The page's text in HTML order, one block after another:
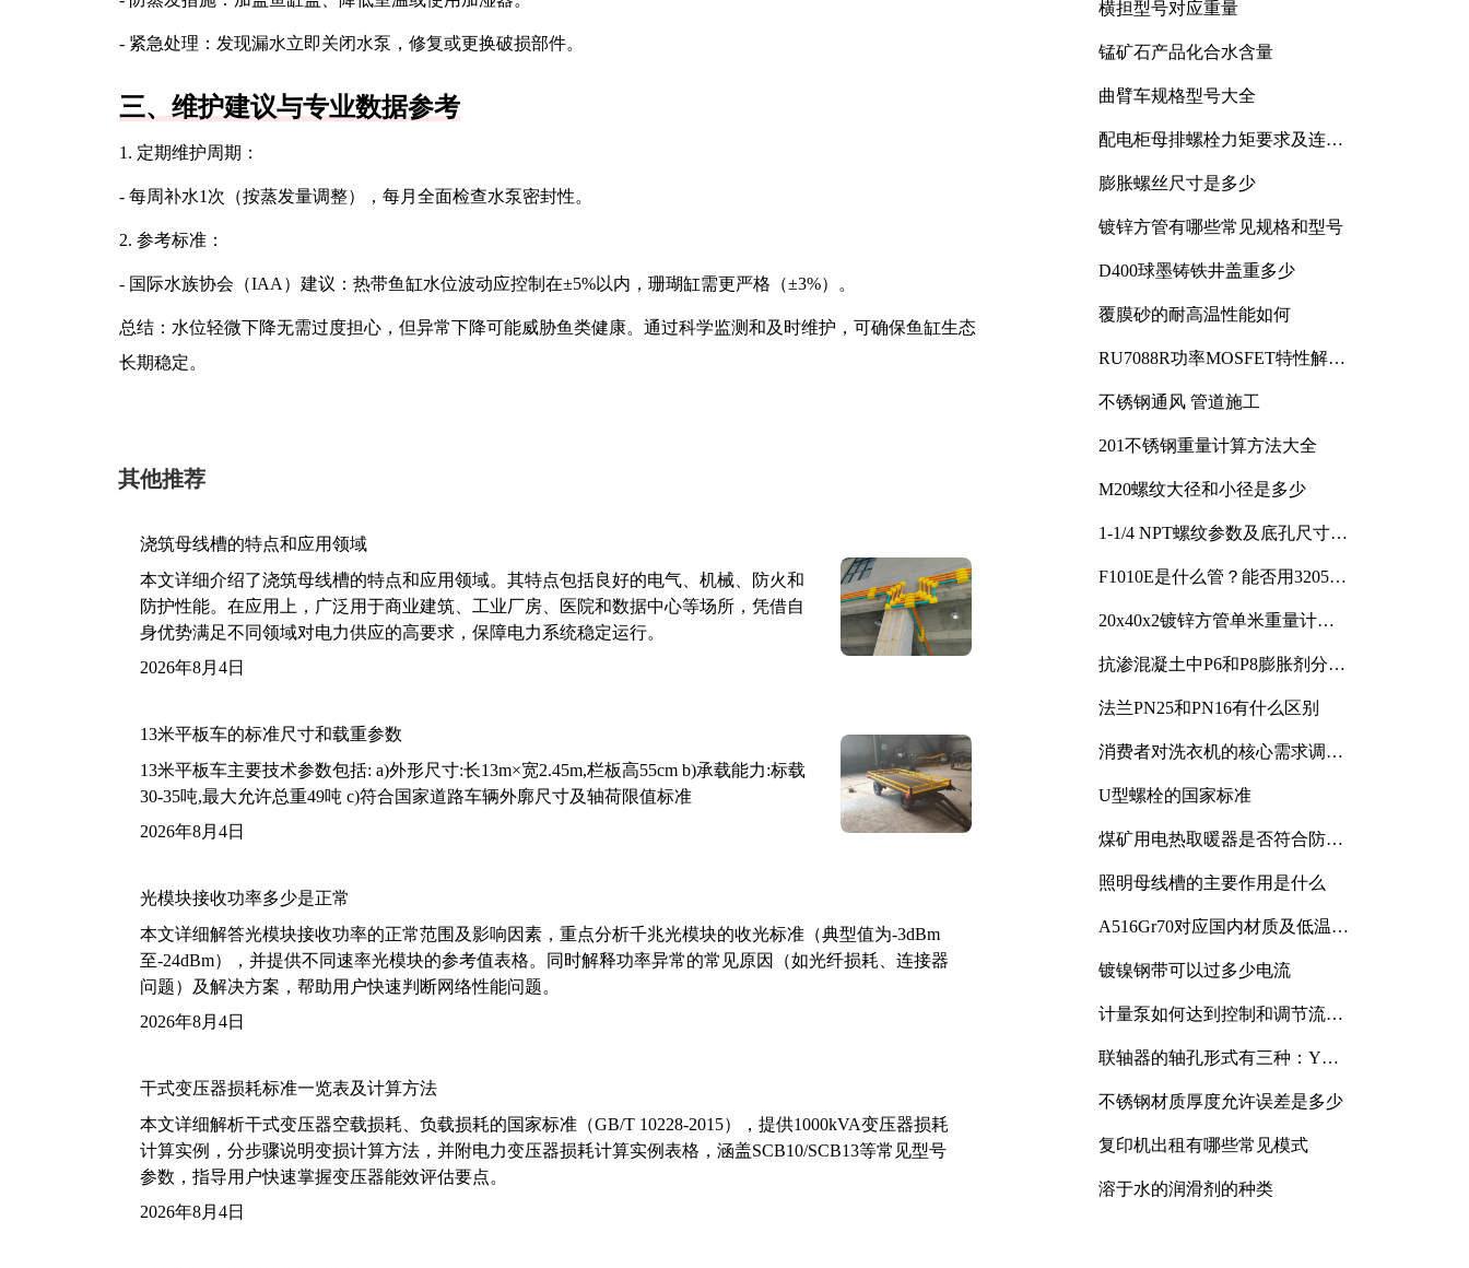
- 紧急处理：发现漏水立即关闭水泵，修复或更换破损部件。
三、维护建议与专业数据参考
1. 定期维护周期：
- 每周补水1次（按蒸发量调整），每月全面检查水泵密封性。
2. 参考标准：
- 国际水族协会（IAA）建议：热带鱼缸水位波动应控制在±5%以内，珊瑚缸需更严格（±3%）。
总结：水位轻微下降无需过度担心，但异常下降可能威胁鱼类健康。通过科学监测和及时维护，可确保鱼缸生态
长期稳定。
其他推荐
浇筑母线槽的特点和应用领域
本文详细介绍了浇筑母线槽的特点和应用领域。其特点包括良好的电气、机械、防火和
防护性能。在应用上，广泛用于商业建筑、工业厂房、医院和数据中心等场所，凭借自
身优势满足不同领域对电力供应的高要求，保障电力系统稳定运行。
2026年8月4日
13米平板车的标准尺寸和载重参数
13米平板车主要技术参数包括: a)外形尺寸:长13m×宽2.45m,栏板高55cm b)承载能力:标载
30-35吨,最大允许总重49吨 c)符合国家道路车辆外廓尺寸及轴荷限值标准
2026年8月4日
光模块接收功率多少是正常
本文详细解答光模块接收功率的正常范围及影响因素，重点分析千兆光模块的收光标准（典型值为-3dBm
至-24dBm），并提供不同速率光模块的参考值表格。同时解释功率异常的常见原因（如光纤损耗、连接器
问题）及解决方案，帮助用户快速判断网络性能问题。
2026年8月4日
干式变压器损耗标准一览表及计算方法
本文详细解析干式变压器空载损耗、负载损耗的国家标准（GB/T 10228-2015），提供1000kVA变压器损耗
计算实例，分步骤说明变损计算方法，并附电力变压器损耗计算实例表格，涵盖SCB10/SCB13等常见型号
参数，指导用户快速掌握变压器能效评估要点。
2026年8月4日
横担型号对应重量
锰矿石产品化合水含量
曲臂车规格型号大全
配电柜母排螺栓力矩要求及连接
膨胀螺丝尺寸是多少
镀锌方管有哪些常见规格和型号
D400球墨铸铁井盖重多少
覆膜砂的耐高温性能如何
RU7088R功率MOSFET特性解析
不锈钢通风 管道施工
201不锈钢重量计算方法大全
M20螺纹大径和小径是多少
1-1/4 NPT螺纹参数及底孔尺寸详
F1010E是什么管？能否用3205或
20x40x2镀锌方管单米重量计算
抗渗混凝土中P6和P8膨胀剂分别
法兰PN25和PN16有什么区别
消费者对洗衣机的核心需求调研
U型螺栓的国家标准
煤矿用电热取暖器是否符合防爆
照明母线槽的主要作用是什么
A516Gr70对应国内材质及低温冲
镀镍钢带可以过多少电流
计量泵如何达到控制和调节流量
联轴器的轴孔形式有三种：Y
不锈钢材质厚度允许误差是多少
复印机出租有哪些常见模式
溶于水的润滑剂的种类